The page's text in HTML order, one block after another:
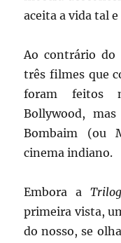
aceita a vida tal
Ao contrário do
três filmes que
foram feitos
Bollywood,
Bombaim (ou
cinema indiano.
Embora a
primeira vista,
do nosso, se